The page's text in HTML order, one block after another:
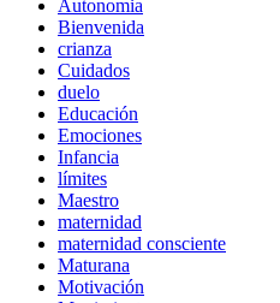
Autonomia
Bienvenida
crianza
Cuidados
duelo
Educación
Emociones
Infancia
límites
Maestro
maternidad
maternidad consciente
Maturana
Motivación